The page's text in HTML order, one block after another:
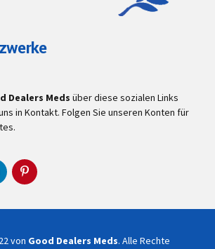
Dealers Meds über diese sozialen Links
in Kontakt. Folgen Sie unseren Konten für
von Good Dealers Meds. Alle Rechte